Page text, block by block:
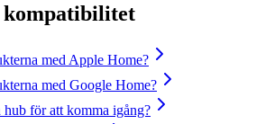
med Apple Home?
med Google Home?
hub för att komma igång?